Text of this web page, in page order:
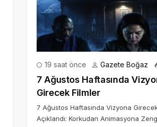
19 saat önce Gazete Boğaz
7 Ağustos Haftasında
Girecek Filmler
7 Ağustos Haftasında Vizyona
Açıklandı: Korkudan Animasyona